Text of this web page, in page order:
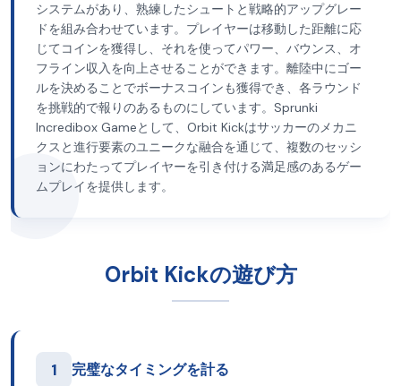
システムがあり、熟練したシュートと戦略的アップグレー
ドを組み合わせています。プレイヤーは移動した距離に応
じてコインを獲得し、それを使ってパワー、バウンス、オ
フライン収入を向上させることができます。離陸中にゴー
ルを決めることでボーナスコインも獲得でき、各ラウンド
を挑戦的で報りのあるものにしています。Sprunki
Incredibox Gameとして、Orbit Kickはサッカーのメカニ
クスと進行要素のユニークな融合を通じて、複数のセッシ
ョンにわたってプレイヤーを引き付ける満足感のあるゲー
ムプレイを提供します。
Orbit Kickの遊び方
1 完璧なタイミングを計る